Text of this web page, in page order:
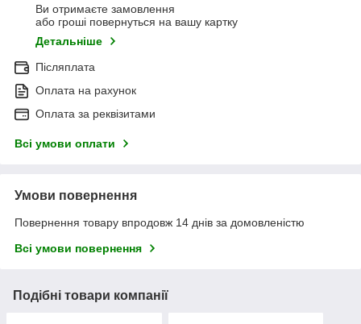
Ви отримаєте замовлення
або гроші повернуться на вашу картку
Детальніше
Післяплата
Оплата на рахунок
Оплата за реквізитами
Всі умови оплати
Умови повернення
Повернення товару впродовж 14 днів за домовленістю
Всі умови повернення
Подібні товари компанії